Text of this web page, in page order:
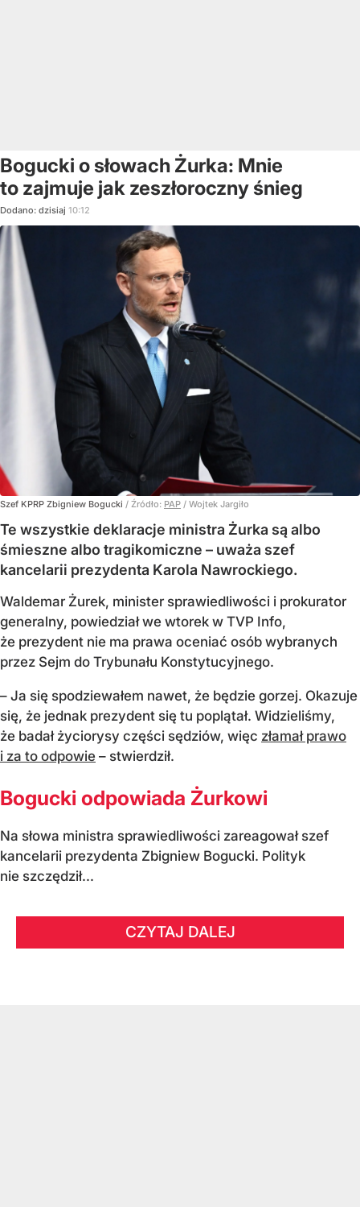
Bogucki o słowach Żurka: Mnie
to zajmuje jak zeszłoroczny śnieg
Dodano: dzisiaj 10:12
Szef KPRP Zbigniew Bogucki / Źródło: PAP / Wojtek Jargiło
Te wszystkie deklaracje ministra Żurka są albo
śmieszne albo tragikomiczne – uważa szef
kancelarii prezydenta Karola Nawrockiego.
Waldemar Żurek, minister sprawiedliwości i prokurator
generalny, powiedział we wtorek w TVP Info,
że prezydent nie ma prawa oceniać osób wybranych
przez Sejm do Trybunału Konstytucyjnego.
– Ja się spodziewałem nawet, że będzie gorzej. Okazuje
się, że jednak prezydent się tu poplątał. Widzieliśmy,
że badał życiorysy części sędziów, więc złamał prawo
i za to odpowie – stwierdził.
Bogucki odpowiada Żurkowi
Na słowa ministra sprawiedliwości zareagował szef
kancelarii prezydenta Zbigniew Bogucki. Polityk
nie szczędził...
CZYTAJ DALEJ